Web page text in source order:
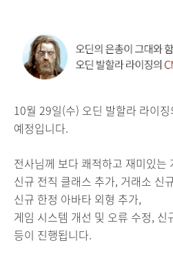
10월 29일(수) 오딘 발할라 라이징
예정입니다.
전사님께 보다 쾌적하고 재미있는
신규 전직 클래스 추가, 거래소 신
신규 한정 아바타 외형 추가,
게임 시스템 개선 및 오류 수정,
등이 진행됩니다.